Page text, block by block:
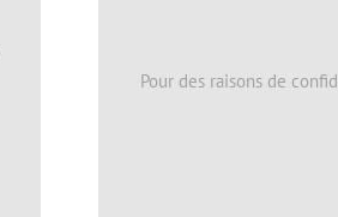
Pour des raisons de